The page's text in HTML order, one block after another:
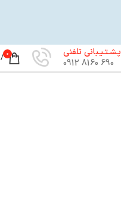
پـشـتـیـبانی تلفنی
690 8160 0912
0
/